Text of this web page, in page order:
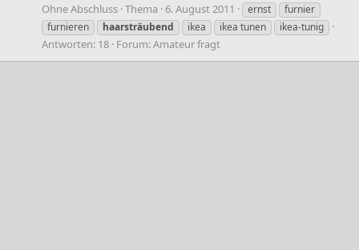
Ohne Abschluss Thema 6. August 2011 ernst
furnier
furnieren
haarsträubend ikea ikea tunen ikea-tunig
Antworten: 18 Forum:Amateur fragt